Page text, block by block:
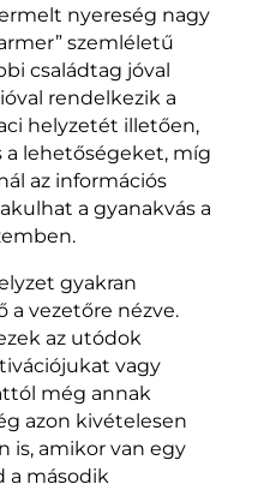
nyereség nagy
szemléletű
családtag jóval
rendelkezik a
helyzetét illetően,
a lehetőségeket, míg
az információs
a gyanakvás a
gyakran
vezetőre nézve.
az utódok
vagy
még annak
azon kivételesen
is, amikor van egy
a második